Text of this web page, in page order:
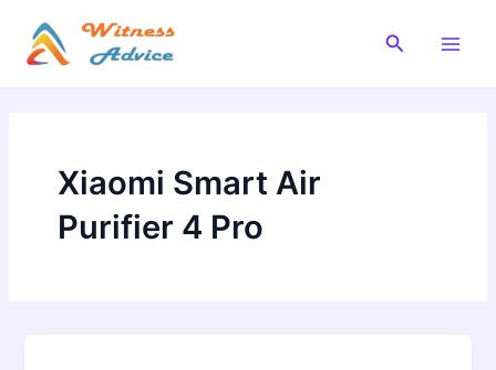
contenuto
Cerca
Xiaomi Smart Air
Purifier 4 Pro